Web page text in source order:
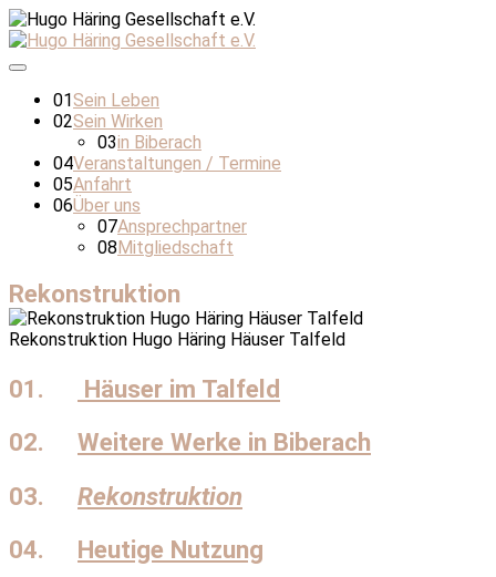
01Sein Leben
02Sein Wirken
03in Biberach
04Veranstaltungen / Termine
05Anfahrt
06Über uns
07Ansprechpartner
08Mitgliedschaft
Rekonstruktion
Rekonstruktion Hugo Häring Häuser Talfeld
01.
Häuser im Talfeld
02. Weitere Werke in Biberach
03. Rekonstruktion
04. Heutige Nutzung